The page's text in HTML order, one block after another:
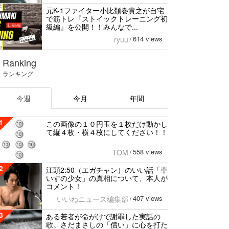
元K-1ファイター小比類巻貴之が自宅
で筋トレ『ストイックトレーニング初
級編』を公開！！みんなで...
ryuu / 614 views
Ranking
ランキング
今週 今月 年間
この画像の１０円玉を１枚だけ動かし
て縦４枚・横４枚にしてください！！
TOM / 558 views
江頭2:50（エガチャン）のいい話「車
いすの少女」の真相について、本人が
コメント！
いいねニュース編集部 / 407 views
ある若者が命がけで謝罪した実話の
歌。さだまさしの「償い」に心を打た